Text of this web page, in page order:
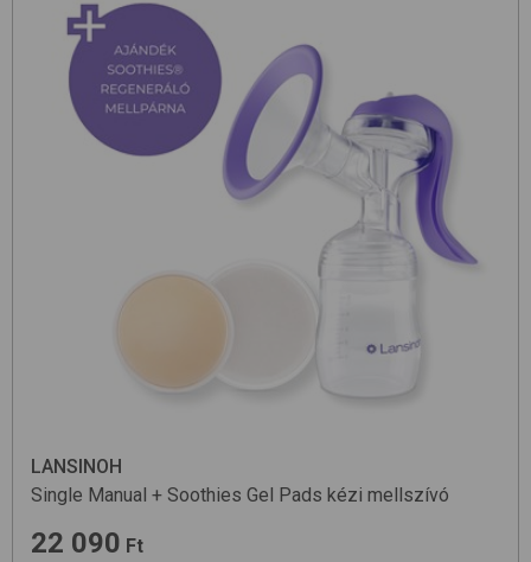
LANSINOH
Single Manual + Soothies Gel Pads kézi mellszívó
22 090 Ft